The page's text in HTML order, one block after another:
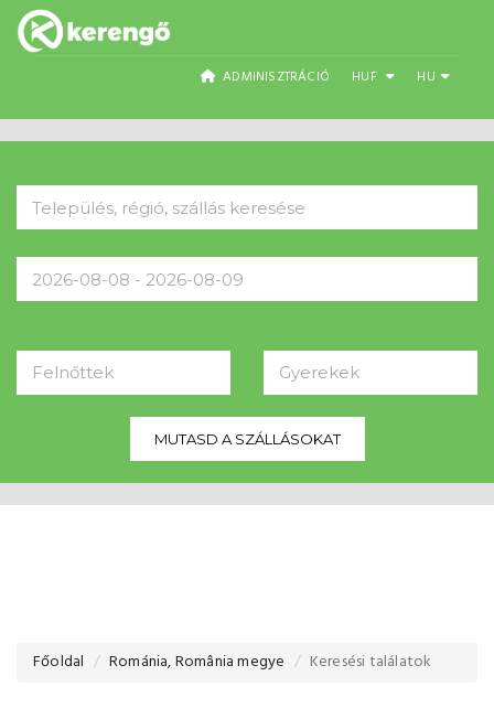
ADMINISZTRÁCIÓ HUF HU
Felnőttek Gyerekek
MUTASD A SZÁLLÁSOKAT
Főoldal Románia, România megye Keresési találatok